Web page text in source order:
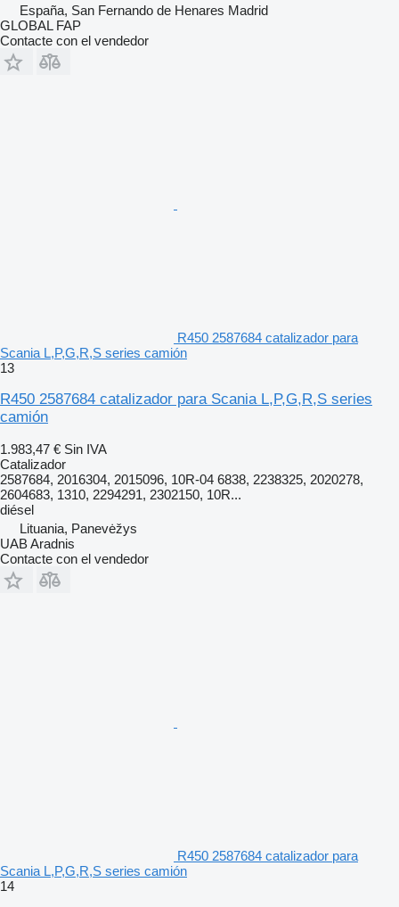
España, San Fernando de Henares Madrid
GLOBAL FAP
Contacte con el vendedor
R450 2587684 catalizador para
Scania L,P,G,R,S series camión
13
R450 2587684 catalizador para Scania L,P,G,R,S series
camión
1.983,47 € Sin IVA
Catalizador
2587684, 2016304, 2015096, 10R-04 6838, 2238325, 2020278,
2604683, 1310, 2294291, 2302150, 10R...
diésel
Lituania, Panevėžys
UAB Aradnis
Contacte con el vendedor
R450 2587684 catalizador para
Scania L,P,G,R,S series camión
14